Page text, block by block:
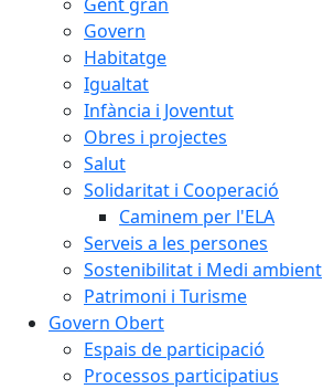
Govern
Habitatge
Igualtat
Infància i Joventut
Obres i projectes
Salut
Solidaritat i Cooperació
Caminem per l'ELA
Serveis a les persones
Sostenibilitat i Medi ambient
Patrimoni i Turisme
Govern Obert
Espais de participació
Processos participatius